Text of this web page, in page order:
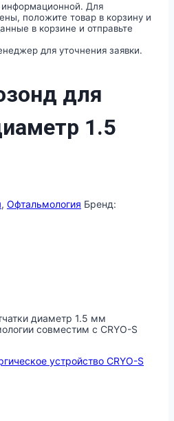
информационной. Для
положите товар в корзину и
в корзине и отправьте
для уточнения заявки.
для
1.5
, Офтальмология Бренд:
диаметр 1.5 мм
совместим с CRYO-S
устройство CRYO-S